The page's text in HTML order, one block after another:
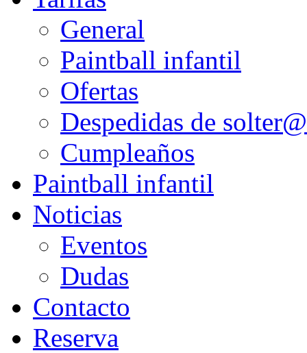
General
Paintball infantil
Ofertas
Despedidas de solter@
Cumpleaños
Paintball infantil
Noticias
Eventos
Dudas
Contacto
Reserva